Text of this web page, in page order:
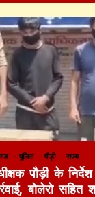
पुलिस पौड़ी राज्य
पौड़ी के
बोलेरो